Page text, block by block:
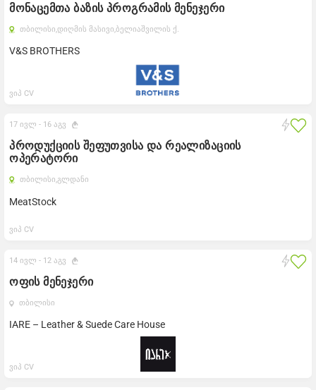
მონაცემთა ბაზის პროგრამის მენეჯერი
თბილისი,დიღმის მასივი,ბელიაშვილის ქ.
V&S BROTHERS
ვიპ CV
პროდუქციის შეფუთვისა და რეალიზაციის
ოპერატორი
თბილისი,გლდანი
MeatStock
17 ივლ - 16 აგვ
ვიპ CV
ოფის მენეჯერი
თბილისი
IARE – Leather & Suede Care House
14 ივლ - 12 აგვ
ვიპ CV